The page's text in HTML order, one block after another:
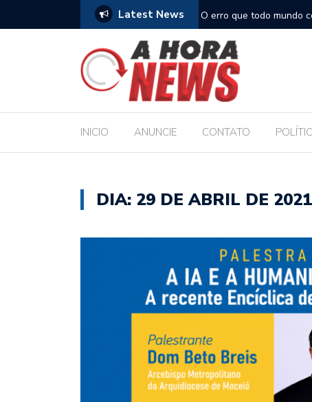
Latest News
e econômico da Maratona
O erro que todo mundo
comida
INICIO ANUNCIE CONTATO
DIA: 29 DE ABRIL DE 2021